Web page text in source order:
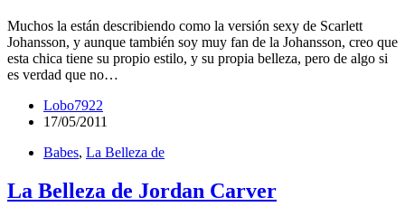
Muchos la están describiendo como la versión sexy de Scarlett
Johansson, y aunque también soy muy fan de la Johansson, creo que
esta chica tiene su propio estilo, y su propia belleza, pero de algo si
es verdad que no…
Lobo7922
17/05/2011
Babes, La Belleza de
La Belleza de Jordan Carver